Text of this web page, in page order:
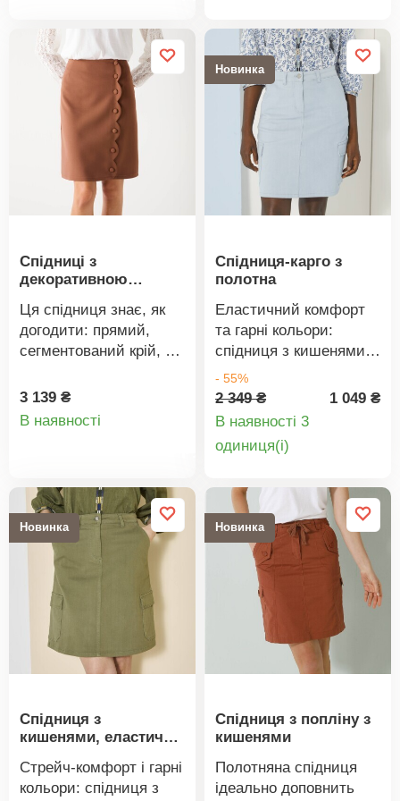
2 накладні кишені з
клапанами спереду.
Можна прати в
пральній машині.
Спідниці з
декоративною
Ця спідниця знає, як
догодити: прямий,
сегментований крій, на
хвилястим
оздобленням. Просто
жіночності, вже тут.
Прямий крій. Довжина
вище коліна. Фігурна
талія. Сегментований
перед із планкою на
ґудзиках та хвилястим
оздобленням. Виточки
спереду та ззаду.
Прямий поділ. Можна
3 139 ₴
В наявності
Новинка
Спідниця-карго з
полотна
Еластичний комфорт
та гарні кольори:
спідниця з кишенями –
це просто
МІЖНАРОДНИЙ образ.
Зручна еластична
шлевками. Застібка на
прорізні кишені. 2 бічні
кишені з клапаном.
Піднятий задній край.
Можна прати в
пральній машині.
- 55%
2 349 ₴
1 049 ₴
В наявності 3
oдиниця(і)
Новинка
Спідниця з
кишенями, еластична
Стрейч-комфорт і гарні
кольори: спідниця з
Новинка
Спідниця з попліну з
кишенями
Полотняна спідниця
ідеально доповнить